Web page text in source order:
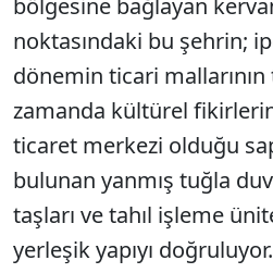
bölgesine bağlayan
noktasındaki bu şehrin;
dönemin ticari mallarının
zamanda kültürel
ticaret merkezi olduğu
bulunan yanmış tuğla
taşları ve tahıl işleme
yerleşik yapıyı doğruluyor.